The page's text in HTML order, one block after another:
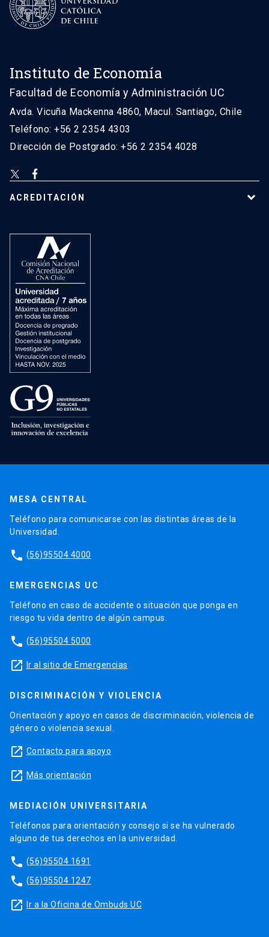
Instituto de Economía
Facultad de Economía y Administración UC
Avda. Vicuña Mackenna 4860, Macul. Santiago, Chile
Teléfono: +56 2 2354 4303
Dirección de Postgrado: +56 2 2354 4028
ACREDITACIÓN
MESA CENTRAL
Teléfono para comunicarse con las distintas áreas de la
Universidad.
phone (56)95504 4000
EMERGENCIAS UC
Teléfono en caso de accidente o situación que ponga en
riesgo tu vida dentro de algún campus.
phone (56)95504 5000
launch Ir al sitio de Emergencias
DISCRIMINACIÓN Y VIOLENCIA
Orientación y apoyo en casos de discriminación, violencia de
género o violencia sexual.
launch Contacto para apoyo
launch Más orientación
MEDIACIÓN UNIVERSITARIA
Teléfonos para orientación y consejo si se ha vulnerado
alguno de tus derechos en la universidad.
phone (56)95504 1691
phone (56)95504 1247
launch Ir a la Oficina de Ombuds UC